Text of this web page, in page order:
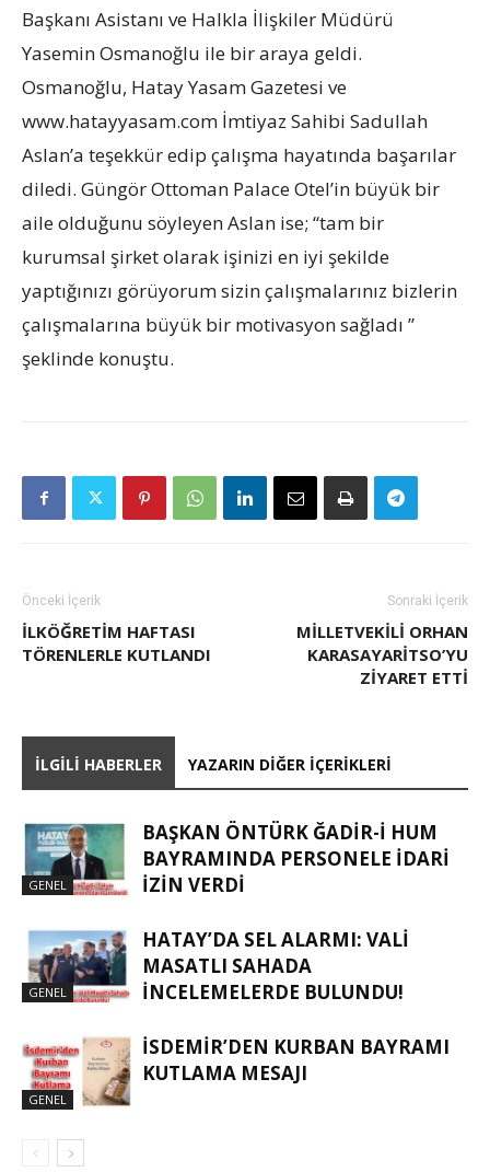
Başkanı Asistanı ve Halkla İlişkiler Müdürü
Yasemin Osmanoğlu ile bir araya geldi.
Osmanoğlu, Hatay Yasam Gazetesi ve
www.hatayyasam.com İmtiyaz Sahibi Sadullah
Aslan’a teşekkür edip çalışma hayatında başarılar
diledi. Güngör Ottoman Palace Otel’in büyük bir
aile olduğunu söyleyen Aslan ise; “tam bir
kurumsal şirket olarak işinizi en iyi şekilde
yaptığınızı görüyorum sizin çalışmalarınız bizlerin
çalışmalarına büyük bir motivasyon sağladı ”
şeklinde konuştu.
Önceki İçerik
İLKÖĞRETİM HAFTASI
TÖRENLERLE KUTLANDI
Sonraki İçerik
MILLETVEKILI ORHAN
KARASAYARİTSO’YU
ZIYARET ETTI
İLGILI HABERLER YAZARIN DIĞER İÇERIKLERI
GENEL
BAŞKAN ÖNTÜRK ĞADIR-İ HUM
BAYRAMINDA PERSONELE İDARI
İZIN VERDI
GENEL
HATAY’DA SEL ALARMI: VALI
MASATLI SAHADA
İNCELEMELERDE BULUNDU!
GENEL
İSDEMIR’DEN KURBAN BAYRAMI
KUTLAMA MESAJI